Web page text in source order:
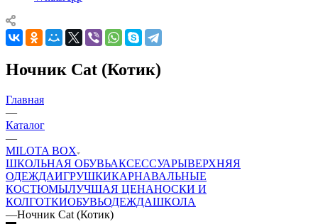
Ночник Cat (Котик)
Главная
—
Каталог
—
MILOTA BOX
ШКОЛЬНАЯ ОБУВЬАКСЕССУАРЫВЕРХНЯЯ
ОДЕЖДАИГРУШКИКАРНАВАЛЬНЫЕ
КОСТЮМЫЛУЧШАЯ ЦЕНАНОСКИ И
КОЛГОТКИОБУВЬОДЕЖДАШКОЛА
—Ночник Cat (Котик)